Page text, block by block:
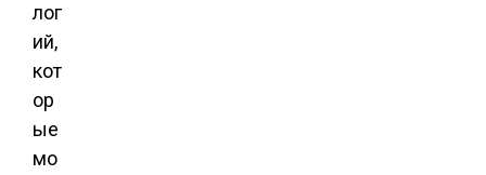
лог
ий,
кот
ор
ые
мо